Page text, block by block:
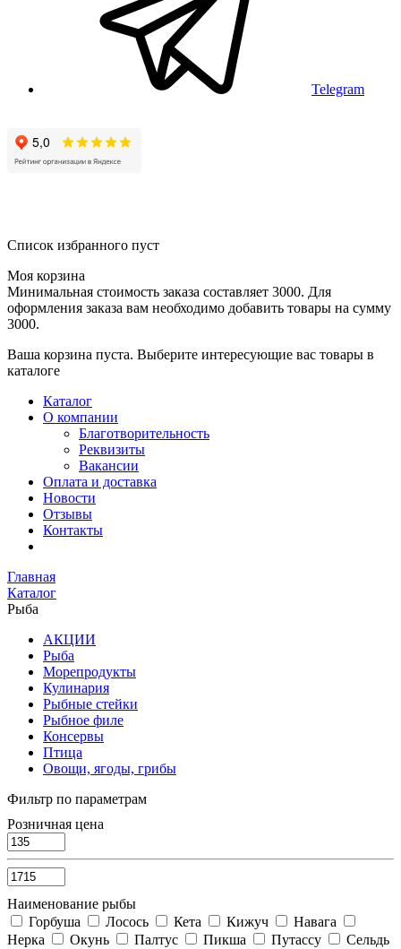
Telegram
Список избранного пуст
Моя корзина
Минимальная стоимость заказа составляет 3000. Для
оформления заказа вам необходимо добавить товары на сумму
3000.
Ваша корзина пуста. Выберите интересующие вас товары в
каталоге
Каталог
О компании
Благотворительность
Реквизиты
Вакансии
Оплата и доставка
Новости
Отзывы
Контакты
Главная
Каталог
Рыба
АКЦИИ
Рыба
Морепродукты
Кулинария
Рыбные стейки
Рыбное филе
Консервы
Птица
Овощи, ягоды, грибы
Фильтр по параметрам
Розничная цена
Наименование рыбы
Горбуша
Лосось Кета Кижуч
Навага
Нерка
Окунь Палтус Пикша Путассу Сельдь